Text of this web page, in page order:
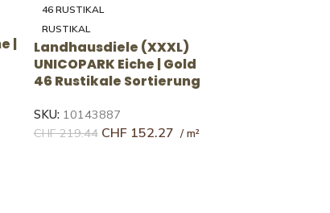
35 LEBHAFT
NATUR-LEBHAFT
Landhausdiele (XXXL)
UNICOPARK Eiche | Natur
35 Lebhafte Sortierung
SKU: 10143823
CHF258.36 CHF176.40